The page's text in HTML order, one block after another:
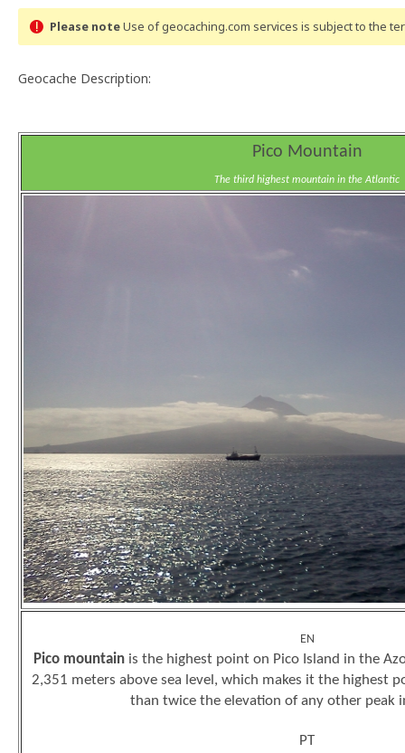
Please noteUse of geocaching.com services is subject to the
Geocache Description:
Pico Mountain
The third highest mountain in the Atlantic
EN
Pico mountain is the highest point on Pico Island in the
2,351 meters above sea level, which makes it the highest
than twice the elevation of any other peak
PT